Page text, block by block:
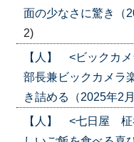
面の少なさに驚き（
2)
【人】 <ビックカ
部長兼ビックカメラ
き詰める（2025年2
【人】 <七日屋 柾